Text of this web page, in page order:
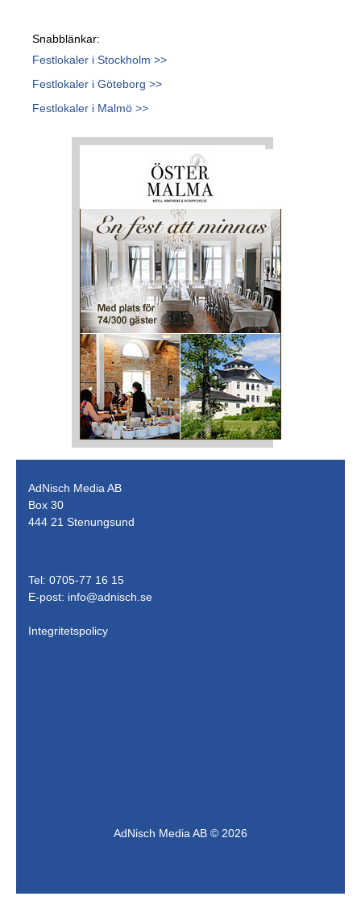
Snabblänkar:
Festlokaler i Stockholm >>
Festlokaler i Göteborg >>
Festlokaler i Malmö >>
AdNisch Media AB
Box 30
444 21 Stenungsund
Tel: 0705-77 16 15
E-post: info@adnisch.se
Integritetspolicy
AdNisch Media AB © 2026